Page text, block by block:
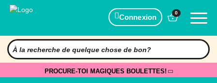
Connexion
0
PROCURE-TOI MAGIQUES BOULETTES!